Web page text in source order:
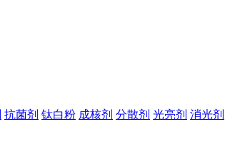
抗菌剂 钛白粉 成核剂 分散剂 光亮剂 消光剂